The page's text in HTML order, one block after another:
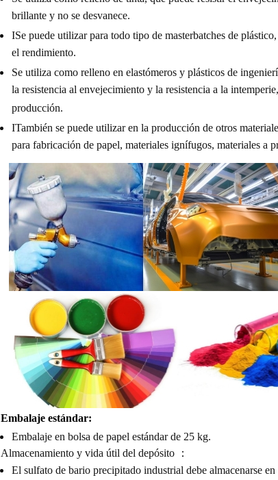
brillante y no se desvanece.
ISe puede utilizar para todo tipo de masterbatches de
el rendimiento.
Se utiliza como relleno en elastómeros y plásticos de
la resistencia al envejecimiento y la resistencia a la
producción.
ITambién se puede utilizar en la producción de otros
para fabricación de papel, materiales ignífugos, materiales a
Embalaje estándar:
Embalaje en bolsa de papel estándar de 25 kg.
Almacenamiento y vida útil del depósito
：
El sulfato de bario precipitado industrial debe almacenarse